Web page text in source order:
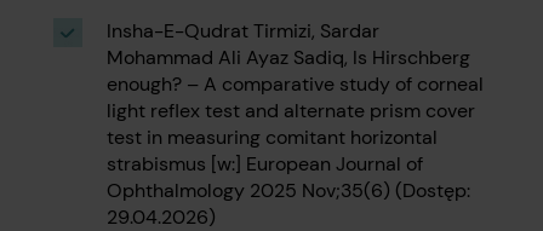
Insha-E-Qudrat Tirmizi, Sardar
Mohammad Ali Ayaz Sadiq, Is Hirschberg
enough? – A comparative study of corneal
light reflex test and alternate prism cover
test in measuring comitant horizontal
strabismus [w:] European Journal of
Ophthalmology 2025 Nov;35(6) (Dostęp:
29.04.2026)